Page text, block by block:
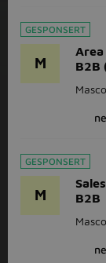
GESPONSERT
M
B2B
GESPONSERT
M
B2B